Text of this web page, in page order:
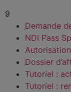
9
Demande
NDI Pass
Dossier
Tutoriel :
Tutoriel :